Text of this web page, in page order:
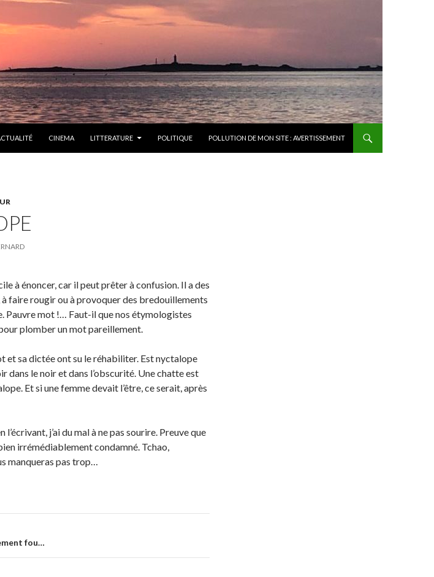
CINEMA LITTERATURE POLITIQUE POLLUTION DE MON SITE : AVERTISSEMENT
à énoncer, car il peut prêter à confusion. Il a des
faire rougir ou à provoquer des bredouillements
Pauvre mot !… Faut-il que nos étymologistes
plomber un mot pareillement.
et sa dictée ont su le réhabiliter. Est nyctalope
dans le noir et dans l’obscurité. Une chatte est
Et si une femme devait l’être, ce serait, après
l’écrivant, j’ai du mal à ne pas sourire. Preuve que
irrémédiablement condamné. Tchao,
manqueras pas trop…
fou…